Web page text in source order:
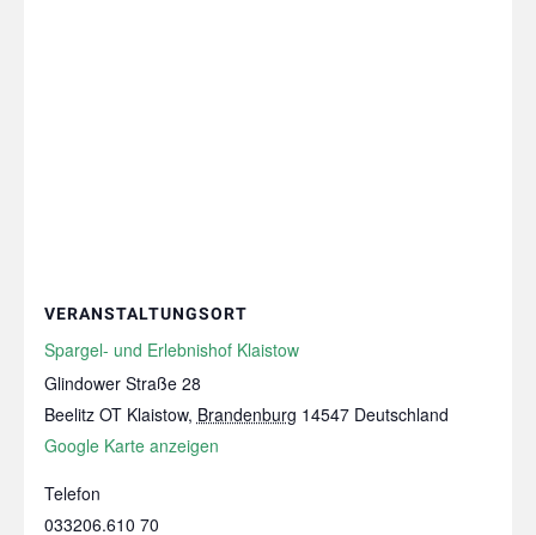
VERANSTALTUNGSORT
Spargel- und Erlebnishof Klaistow
Glindower Straße 28
Beelitz OT Klaistow, Brandenburg 14547 Deutschland
Google Karte anzeigen
Telefon
033206.610 70